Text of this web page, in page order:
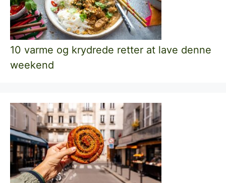
10 varme og krydrede retter at lave denne
weekend